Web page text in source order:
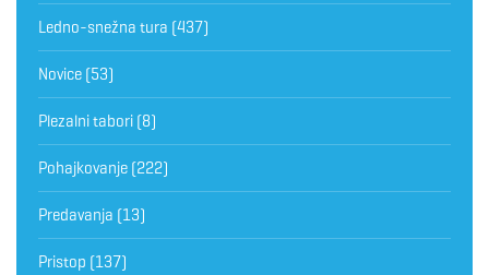
Ledno-snežna tura (437)
Novice (53)
Plezalni tabori (8)
Pohajkovanje (222)
Predavanja (13)
Pristop (137)